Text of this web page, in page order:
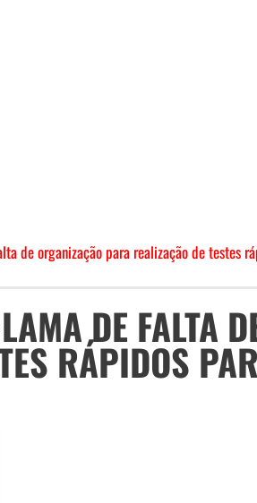
de organização para realização de testes
DE FALTA
RÁPIDOS